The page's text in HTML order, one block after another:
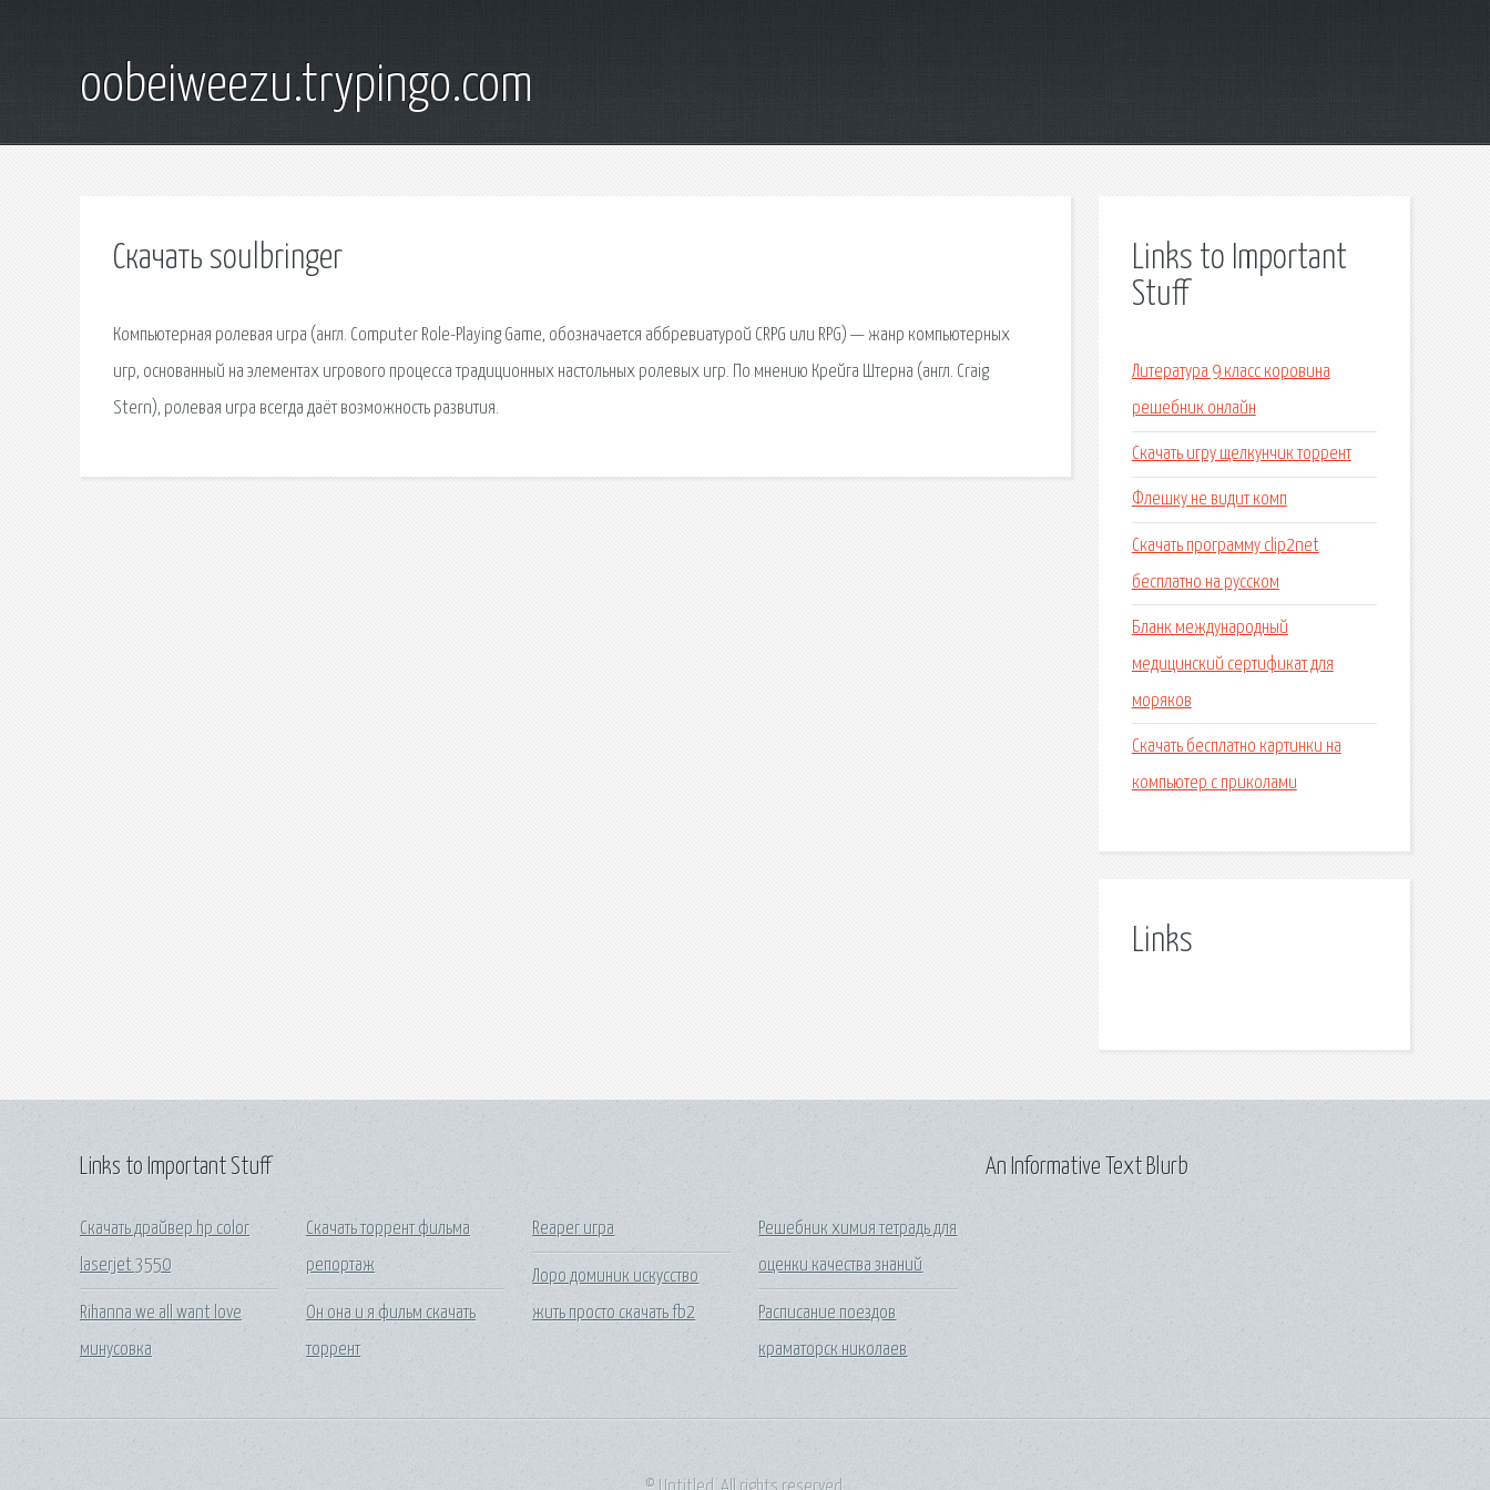
oobeiweezu.trypingo.com
Скачать soulbringer
Компьютерная ролевая игра (англ. Computer Role-Playing Game, обозначается аббревиатурой CRPG или RPG) — жанр компьютерных
игр, основанный на элементах игрового процесса традиционных настольных ролевых игр. По мнению Крейга Штерна (англ. Craig
Stern), ролевая игра всегда даёт возможность развития.
Links to Important
Stuff
Литература 9 класс коровина
решебник онлайн
Скачать игру щелкунчик торрент
Флешку не видит комп
Скачать программу clip2net
бесплатно на русском
Бланк международный
медицинский сертификат для
моряков
Скачать бесплатно картинки на
компьютер с приколами
Links
Links to Important Stuff
Скачать драйвер hp color
laserjet 3550
Rihanna we all want love
минусовка
Скачать торрент фильма
репортаж
Он она и я фильм скачать
торрент
Reaper игра
Лоро доминик искусство
жить просто скачать fb2
Решебник химия тетрадь для
оценки качества знаний
Расписание поездов
краматорск николаев
An Informative Text Blurb